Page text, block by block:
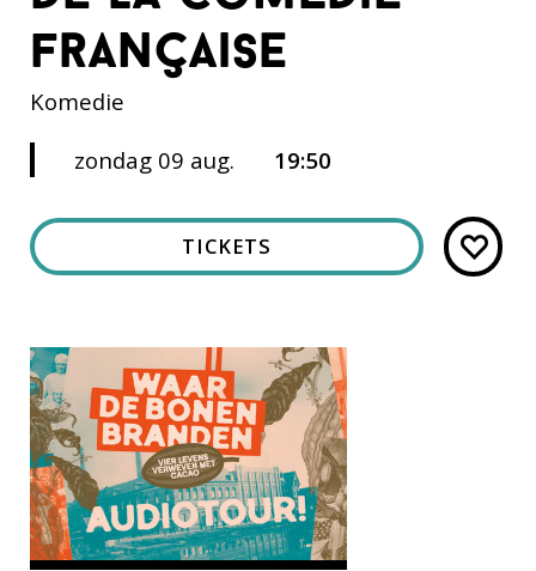
française
Komedie
zondag 09 aug. 19:50
TICKETS